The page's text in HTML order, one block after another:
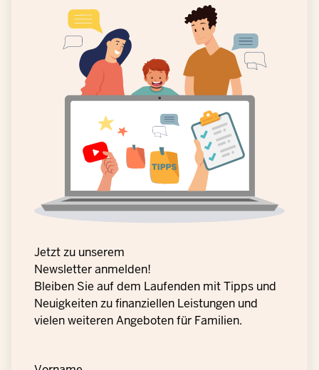
Jetzt zu unserem
Newsletter anmelden!
Bleiben Sie auf dem Laufenden mit Tipps und
Neuigkeiten zu finanziellen Leistungen und
vielen weiteren Angeboten für Familien.